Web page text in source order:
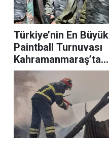
Türkiye’nin En Büyük
Paintball Turnuvası
Kahramanmaraş’ta
Başladı